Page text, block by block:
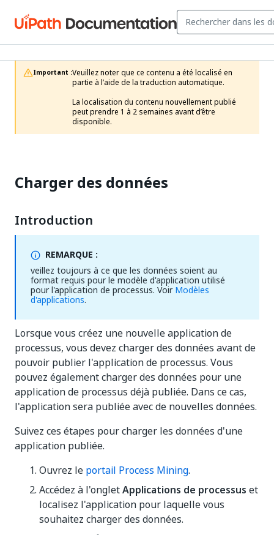
Important :Veuillez noter que ce contenu a été localisé en
partie à l’aide de la traduction automatique.
La localisation du contenu nouvellement publié
peut prendre 1 à 2 semaines avant d’être
disponible.
Charger des données
Introduction
REMARQUE :
veillez toujours à ce que les données soient au
format requis pour le modèle d'application utilisé
pour l'application de processus. VoirModèles
d'applications.
Lorsque vous créez une nouvelle application de
processus, vous devez charger des données avant de
pouvoir publier l'application de processus. Vous
pouvez également charger des données pour une
application de processus déjà publiée. Dans ce cas,
l'application sera publiée avec de nouvelles données.
Suivez ces étapes pour charger les données d'une
application publiée.
Ouvrez le portail Process Mining.
Accédez à l'ongletApplications de processus et
localisez l'application pour laquelle vous
souhaitez charger des données.